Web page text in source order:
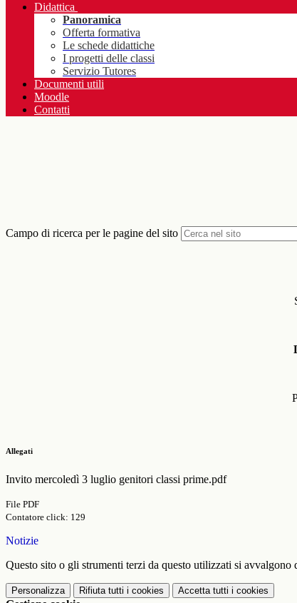
Didattica
Panoramica
Offerta formativa
Le schede didattiche
I progetti delle classi
Servizio Tutores
Documenti utili
Moodle
Contatti
Campo di ricerca per le pagine del sito
Allegati
Invito mercoledì 3 luglio genitori classi prime.pdf
File PDF
Contatore click: 129
Notizie
Questo sito o gli strumenti terzi da questo utilizzati si
Personalizza Rifiuta tutti i cookies Accetta tutti i cookies